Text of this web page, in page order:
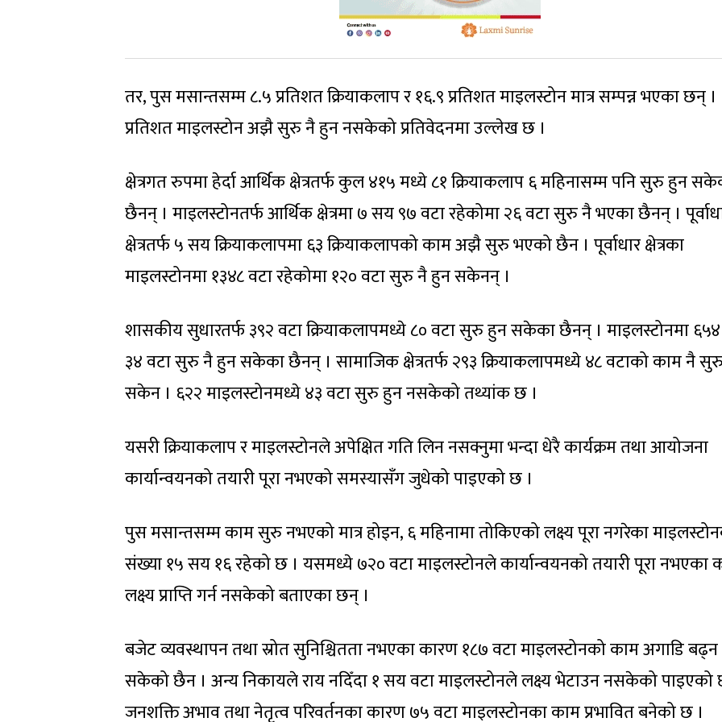
तर, पुस मसान्तसम्म ८.५ प्रतिशत क्रियाकलाप र १६.९ प्रतिशत माइलस्टोन मात्र सम्पन्न भएका छन् ।
प्रतिशत माइलस्टोन अझै सुरु नै हुन नसकेको प्रतिवेदनमा उल्लेख छ ।
क्षेत्रगत रुपमा हेर्दा आर्थिक क्षेत्रतर्फ कुल ४१५ मध्ये ८१ क्रियाकलाप ६ महिनासम्म पनि सुरु हुन
छैनन् । माइलस्टोनतर्फ आर्थिक क्षेत्रमा ७ सय ९७ वटा रहेकोमा २६ वटा सुरु नै भएका छैनन् ।
क्षेत्रतर्फ ५ सय क्रियाकलापमा ६३ क्रियाकलापको काम अझै सुरु भएको छैन । पूर्वाधार क्षेत्रका
माइलस्टोनमा १३४८ वटा रहेकोमा १२० वटा सुरु नै हुन सकेनन् ।
शासकीय सुधारतर्फ ३९२ वटा क्रियाकलापमध्ये ८० वटा सुरु हुन सकेका छैनन् । माइलस्टोनमा
३४ वटा सुरु नै हुन सकेका छैनन् । सामाजिक क्षेत्रतर्फ २९३ क्रियाकलापमध्ये ४८ वटाको काम नै
सकेन । ६२२ माइलस्टोनमध्ये ४३ वटा सुरु हुन नसकेको तथ्यांक छ ।
यसरी क्रियाकलाप र माइलस्टोनले अपेक्षित गति लिन नसक्नुमा भन्दा धेरै कार्यक्रम तथा आयोजना
कार्यान्वयनको तयारी पूरा नभएको समस्यासँग जुधेको पाइएको छ ।
पुस मसान्तसम्म काम सुरु नभएको मात्र होइन, ६ महिनामा तोकिएको लक्ष्य पूरा नगरेका
संख्या १५ सय १६ रहेको छ । यसमध्ये ७२० वटा माइलस्टोनले कार्यान्वयनको तयारी पूरा नभएका
लक्ष्य प्राप्ति गर्न नसकेको बताएका छन् ।
बजेट व्यवस्थापन तथा स्रोत सुनिश्चितता नभएका कारण १८७ वटा माइलस्टोनको काम अगाडि बढ्न
सकेको छैन । अन्य निकायले राय नदिँदा १ सय वटा माइलस्टोनले लक्ष्य भेटाउन नसकेको पाइएको
जनशक्ति अभाव तथा नेतृत्व परिवर्तनका कारण ७५ वटा माइलस्टोनका काम प्रभावित बनेको छ ।